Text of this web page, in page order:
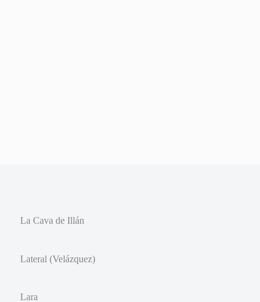
La Cava de Illán
Lateral (Velázquez)
Lara